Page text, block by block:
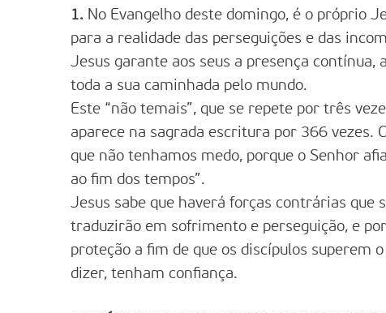
1. No Evangelho deste domingo, é o próprio
para a realidade das perseguições e das
Jesus garante aos seus a presença contínua,
toda a sua caminhada pelo mundo.
Este “não temais”, que se repete por três
aparece na sagrada escritura por 366 vezes.
que não tenhamos medo, porque o Senhor
ao fim dos tempos”.
Jesus sabe que haverá forças contrárias que
traduzirão em sofrimento e perseguição, e
proteção a fim de que os discípulos superem
dizer, tenham confiança.